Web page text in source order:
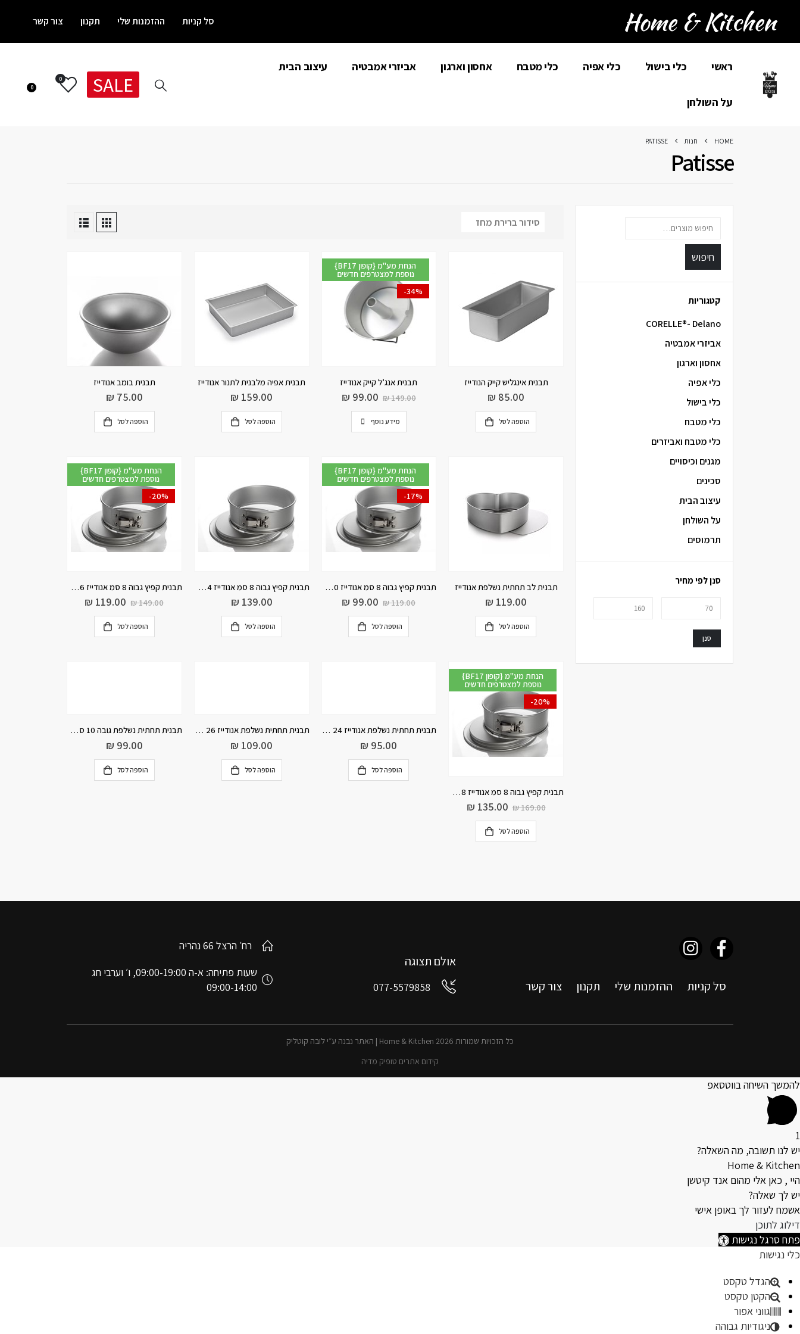
סל קניות ההזמנות שלי תקנון צור קשר
ראשי כלי בישול כלי אפיה כלי מטבח אחסון וארגון אביזרי אמבטיה עיצוב הבית
על השולחן
SALE
0
0
HOME חנות PATISSE
Patisse
תבנית אינגליש קייק הנודייז
₪ 85.00
הוספה לסל
{BF17 קופון} הנחת מע"מ
נוספת למצטרפים חדשים
-34%
תבנית אנג’ל קייק אנודייז
₪149.00
₪ 99.00
מידע נוסף
תבנית אפיה מלבנית לתנור אנודייז
₪ 159.00
הוספה לסל
תבנית בומב אנודייז
₪ 75.00
הוספה לסל
תבנית לב תחתית נשלפת אנודייז
₪ 119.00
הוספה לסל
{BF17 קופון} הנחת מע"מ
נוספת למצטרפים חדשים
-17%
תבנית קפיץ גבוה 8 סמ אנודייז 20 ס”מ
₪119.00
₪ 99.00
הוספה לסל
תבנית קפיץ גבוה 8 סמ אנודייז 24 ס”מ
₪ 139.00
הוספה לסל
{BF17 קופון} הנחת מע"מ
נוספת למצטרפים חדשים
-20%
תבנית קפיץ גבוה 8 סמ אנודייז 26 ס”מ
₪149.00
₪ 119.00
הוספה לסל
{BF17 קופון} הנחת מע"מ
נוספת למצטרפים חדשים
-20%
תבנית קפיץ גבוה 8 סמ אנודייז 28 ס”מ
₪169.00
₪ 135.00
הוספה לסל
תבנית תחתית נשלפת אנודייז 24 ס”מ
₪ 95.00
הוספה לסל
תבנית תחתית נשלפת אנודייז 26 ס”מ
₪ 109.00
הוספה לסל
תבנית תחתית נשלפת גובה 10 סמ אנודייז
₪ 99.00
הוספה לסל
חיפוש
קטגוריות
CORELLE®- Delano
אביזרי אמבטיה
אחסון וארגון
כלי אפיה
כלי בישול
כלי מטבח
כלי מטבח ואביזרים
מגנים וכיסויים
סכינים
עיצוב הבית
על השולחן
תרמוסים
סנן לפי מחיר
סנן
סל קניות ההזמנות שלי תקנון צור קשר
אולם תצוגה
077-5579858
רח׳ הרצל 66 נהריה
שעות פתיחה: א-ה 09:00-19:00, ו׳ וערבי חג
09:00-14:00
כל הזכויות שמורות 2026 Home & Kitchen | האתר נבנה ע״י לובה קוטליק
קידום אתרים טופיק מדיה
להמשך השיחה בווטסאפ
1
יש לנו תשובה, מה השאלה?
Home & Kitchen
היי , כאן אלי מהום אנד קיטשן
יש לך שאלה?
אשמח לעזור לך באופן אישי
דילוג לתוכן
פתח סרגל נגישות
כלי נגישות
הגדל טקסט
הקטן טקסט
גווני אפור
ניגודיות גבוהה